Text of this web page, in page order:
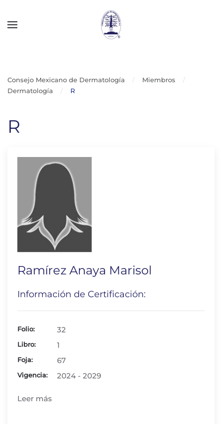
Consejo Mexicano de Dermatología
Miembros
Dermatología
R
R
Ramírez Anaya Marisol
Información de Certificación:
Folio: 32
Libro: 1
Foja: 67
Vigencia: 2024 - 2029
Leer más